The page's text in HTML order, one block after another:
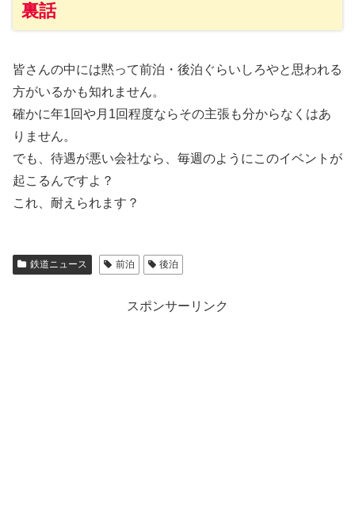
裏話
皆さんの中には黙って前泊・後泊ぐらいしろやと思われる
方がいるかも知れません。
確かに年1回や月1回程度ならその主張も分からなくはあ
りません。
でも、待遇が悪い会社なら、毎週のようにこのイベントが
起こるんですよ？
これ、耐えられます？
鉄道ニュース 前泊 後泊
スポンサーリンク